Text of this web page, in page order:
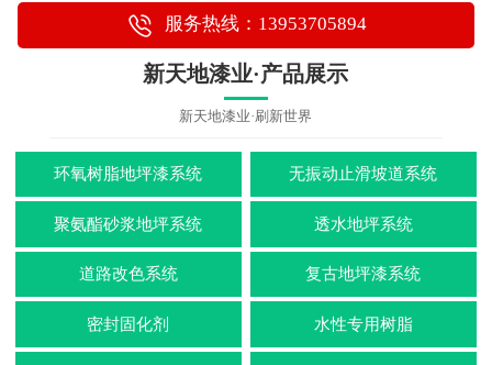
服务热线：13953705894
新天地漆业·产品展示
新天地漆业·刷新世界
环氧树脂地坪漆系统 无振动止滑坡道系统
聚氨酯砂浆地坪系统 透水地坪系统
道路改色系统 复古地坪漆系统
密封固化剂 水性专用树脂